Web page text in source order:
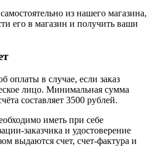
из нашего магазина,
его в магазин и получить ваши
оплаты в случае, если заказ
лицо. Минимальная сумма
составляет 3500 рублей.
иметь при себе
заказчика и удостоверение
выдаются счет, счет-фактура и